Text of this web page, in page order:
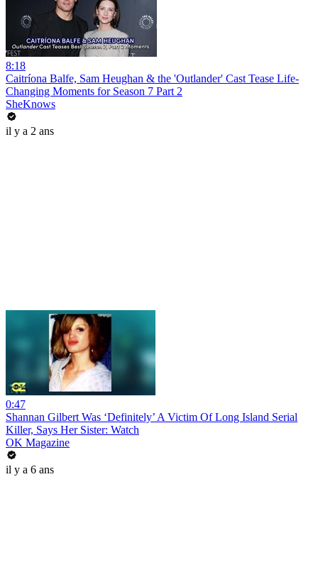
8:18
Caitríona Balfe, Sam Heughan & the 'Outlander' Cast Tease Life-
Changing Moments for Season 7 Part 2
SheKnows
il y a 2 ans
0:47
Shannan Gilbert Was ‘Definitely’ A Victim Of Long Island Serial
Killer, Says Her Sister: Watch
OK Magazine
il y a 6 ans